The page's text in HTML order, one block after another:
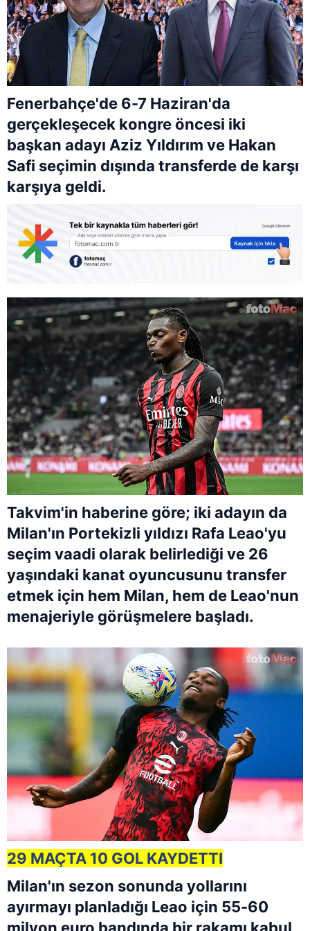
Fenerbahçe'de 6-7 Haziran'da
gerçekleşecek kongre öncesi iki
başkan adayı Aziz Yıldırım ve Hakan
Safi seçimin dışında transferde de karşı
karşıya geldi.
Takvim'in haberine göre; iki adayın da
Milan'ın Portekizli yıldızı Rafa Leao'yu
seçim vaadi olarak belirlediği ve 26
yaşındaki kanat oyuncusunu transfer
etmek için hem Milan, hem de Leao'nun
menajeriyle görüşmelere başladı.
29 MAÇTA 10 GOL KAYDETTI
Milan'ın sezon sonunda yollarını
ayırmayı planladığı Leao için 55-60